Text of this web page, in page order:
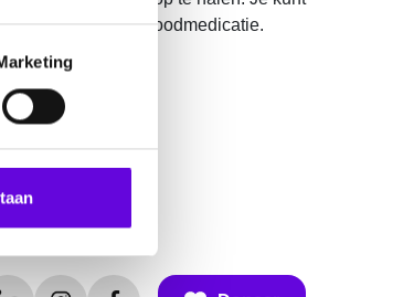
de levering van noodmedicatie.